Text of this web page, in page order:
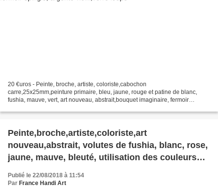
20 €uros - Peinte, broche, artiste, coloriste,cabochon
carre,25x25mm,peinture primaire, bleu, jaune, rouge et patine de blanc,
fushia, mauve, vert, art nouveau, abstrait,bouquet imaginaire, fermoir
Peinte,broche,artiste,coloriste,art
nouveau,abstrait, volutes de fushia, blanc, rose,
jaune, mauve, bleuté, utilisation des couleurs
carre,25x25mm, fermoir epingle, argente
Publié le 22/08/2018 à 11:54
Par France Handi Art